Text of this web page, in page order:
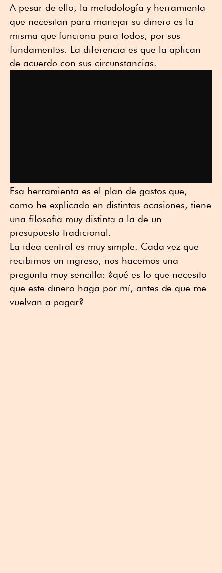
A pesar de ello, la metodología y herramienta
que necesitan para manejar su dinero es la
misma que funciona para todos, por sus
fundamentos. La diferencia es que la aplican
de acuerdo con sus circunstancias.
Esa herramienta es el plan de gastos que,
como he explicado en distintas ocasiones, tiene
una filosofía muy distinta a la de un
presupuesto tradicional.
La idea central es muy simple. Cada vez que
recibimos un ingreso, nos hacemos una
pregunta muy sencilla: ¿qué es lo que necesito
que este dinero haga por mí, antes de que me
vuelvan a pagar?